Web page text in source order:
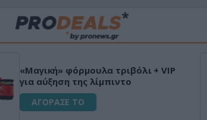
«Μαγική» φόρμουλα τριβόλι + VIP
για αύξηση της λίμπιντο
ΑΓΟΡΑΣΕ ΤΟ